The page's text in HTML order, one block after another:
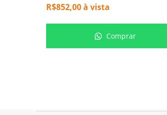
R$852,00à vista
Comprar